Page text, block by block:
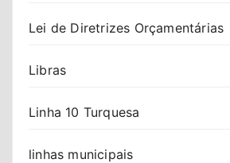
Lei de Diretrizes Orçamentárias
Libras
Linha 10 Turquesa
linhas municipais